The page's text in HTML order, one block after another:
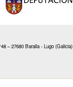
– 27680 Baralla - Lugo (Galicia)